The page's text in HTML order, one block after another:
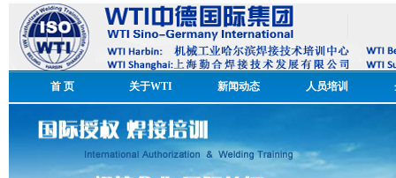
首 页 关于WTI 新闻动态 人员培训